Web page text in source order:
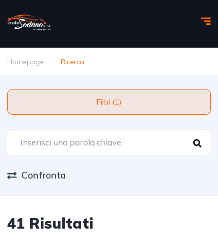
Homepage Ricerca
Filtri (1)
Confronta
41 Risultati